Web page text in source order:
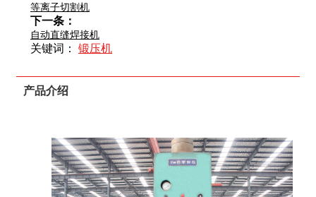
等离子切割机
下一条：
自动直缝焊接机
关键词： 锻压机
产品介绍